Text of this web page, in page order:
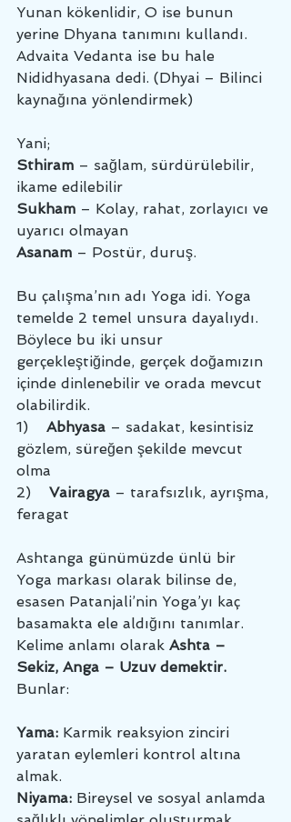
Yunan kökenlidir, O ise bunun
yerine Dhyana tanımını kullandı.
Advaita Vedanta ise bu hale
Nididhyasana dedi. (Dhyai – Bilinci
kaynağına yönlendirmek)
Yani;
Sthiram – sağlam, sürdürülebilir,
ikame edilebilir
Sukham – Kolay, rahat, zorlayıcı ve
uyarıcı olmayan
Asanam – Postür, duruş.
Bu çalışma’nın adı Yoga idi. Yoga
temelde 2 temel unsura dayalıydı.
Böylece bu iki unsur
gerçekleştiğinde, gerçek doğamızın
içinde dinlenebilir ve orada mevcut
olabilirdik.
1) Abhyasa – sadakat, kesintisiz
gözlem, süreğen şekilde mevcut
olma
2) Vairagya – tarafsızlık, ayrışma,
feragat
Ashtanga günümüzde ünlü bir
Yoga markası olarak bilinse de,
esasen Patanjali’nin Yoga’yı kaç
basamakta ele aldığını tanımlar.
Kelime anlamı olarak Ashta –
Sekiz, Anga – Uzuv demektir.
Bunlar:
Yama: Karmik reaksyion zinciri
yaratan eylemleri kontrol altına
almak.
Niyama: Bireysel ve sosyal anlamda